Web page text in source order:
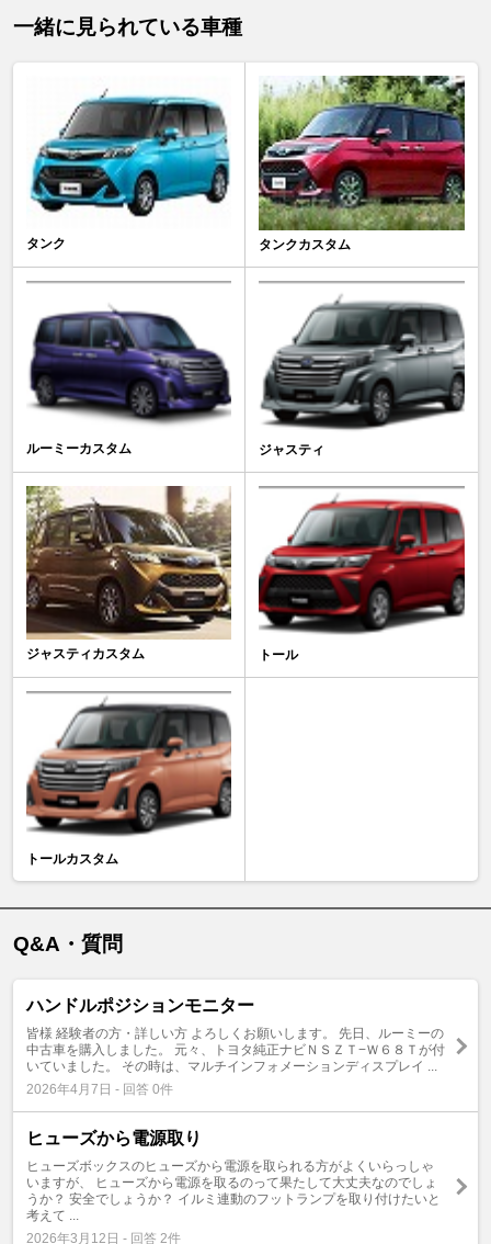
一緒に見られている車種
タンク タンクカスタム
ルーミーカスタム ジャスティ
ジャスティカスタム トール
トールカスタム
Q&A・質問
ハンドルポジションモニター
皆様 経験者の方・詳しい方 よろしくお願いします。 先日、ルーミーの
中古車を購入しました。 元々、トヨタ純正ナビＮＳＺＴ−Ｗ６８Ｔが付
いていました。 その時は、マルチインフォメーションディスプレイ ...
2026年4月7日 - 回答 0件
ヒューズから電源取り
ヒューズボックスのヒューズから電源を取られる方がよくいらっしゃ
いますが、 ヒューズから電源を取るのって果たして大丈夫なのでしょ
うか？ 安全でしょうか？ イルミ連動のフットランプを取り付けたいと
考えて ...
2026年3月12日 - 回答 2件